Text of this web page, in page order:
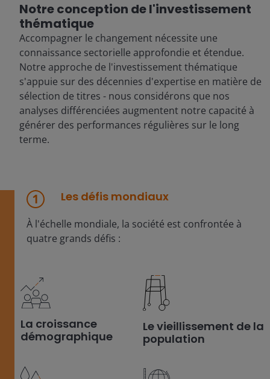
Notre conception de l'investissement
thématique
Accompagner le changement nécessite une
connaissance sectorielle approfondie et étendue.
Notre approche de l'investissement thématique
s'appuie sur des décennies d'expertise en matière de
sélection de titres - nous considérons que nos
analyses différenciées augmentent notre capacité à
générer des performances régulières sur le long
terme.
Les défis mondiaux
À l'échelle mondiale, la société est confrontée à
quatre grands défis :
La croissance
démographique
Le vieillissement de la
population